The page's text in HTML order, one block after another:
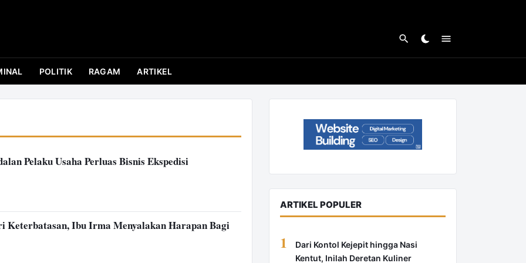
POLITIK RAGAM ARTIKEL
Pelaku Usaha Perluas Bisnis Ekspedisi
Keterbatasan, Ibu Irma Menyalakan Harapan Bagi
ARTIKEL POPULER
1
Dari Kontol Kejepit hingga Nasi
Kentut, Inilah Deretan Kuliner